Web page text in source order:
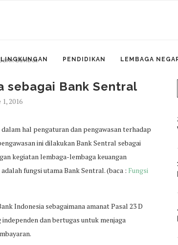
LINGKUNGAN PENDIDIKAN LEMBAGA
Sentral
sebagai Bank Sentral
1, 2016
hal pengaturan dan pengawasan terhadap
ini dilakukan Bank Sentral sebagai
kegiatan lembaga-lembaga keuangan
fungsi utama Bank Sentral. (baca : Fungsi
Indonesia sebagaimana amanat Pasal 23 D
dan bertugas untuk menjaga